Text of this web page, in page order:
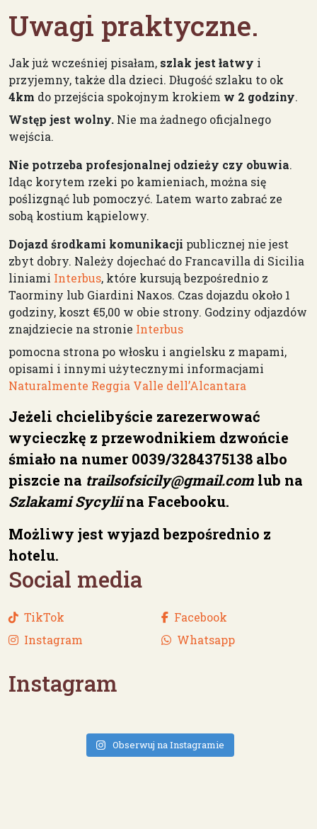
Uwagi praktyczne.
Jak już wcześniej pisałam, szlak jest łatwy i
przyjemny, także dla dzieci. Długość szlaku to ok
4km do przejścia spokojnym krokiem w 2 godziny.
Wstęp jest wolny. Nie ma żadnego oficjalnego
wejścia.
Nie potrzeba profesjonalnej odzieży czy obuwia.
Idąc korytem rzeki po kamieniach, można się
poślizgnąć lub pomoczyć. Latem warto zabrać ze
sobą kostium kąpielowy.
Dojazd środkami komunikacji publicznej nie jest
zbyt dobry. Należy dojechać do Francavilla di Sicilia
liniami Interbus, które kursują bezpośrednio z
Taorminy lub Giardini Naxos. Czas dojazdu około 1
godziny, koszt €5,00 w obie strony. Godziny odjazdów
znajdziecie na stronie Interbus
pomocna strona po włosku i angielsku z mapami,
opisami i innymi użytecznymi informacjami
Naturalmente Reggia Valle dell’Alcantara
Jeżeli chcielibyście zarezerwować
wycieczkę z przewodnikiem dzwońcie
śmiało na numer 0039/3284375138 albo
piszcie na trailsofsicily@gmail.com lub na
Szlakami Sycyliina Facebooku.
Możliwy jest wyjazd bezpośrednio z
hotelu.
Social media
TikTok
Facebook
Instagram
Whatsapp
Instagram
Obserwuj na Instagramie